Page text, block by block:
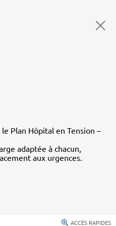
Plan Hôpital en Tension –
adaptée à chacun,
aux urgences.
ACCÈS RAPIDES